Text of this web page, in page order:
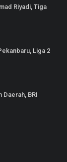
Riyadi, Tiga
Liga 2
Daerah, BRI